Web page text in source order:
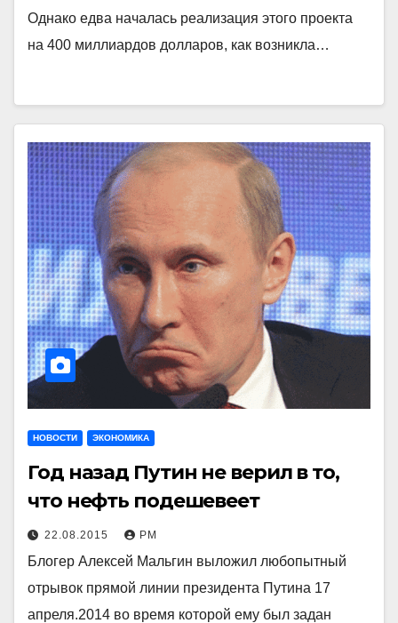
Однако едва началась реализация этого проекта
на 400 миллиардов долларов, как возникла…
НОВОСТИ ЭКОНОМИКА
Год назад Путин не верил в то,
что нефть подешевеет
22.08.2015 РМ
Блогер Алексей Мальгин выложил любопытный
отрывок прямой линии президента Путина 17
апреля.2014 во время которой ему был задан